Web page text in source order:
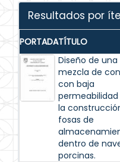
Resultados por
PORTADATÍTULO
Diseño de una
mezcla de
con baja
permeabilidad
la
fosas de
dentro de
porcinas.